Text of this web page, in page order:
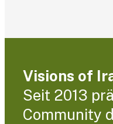
Visions of
Seit 2013
Community